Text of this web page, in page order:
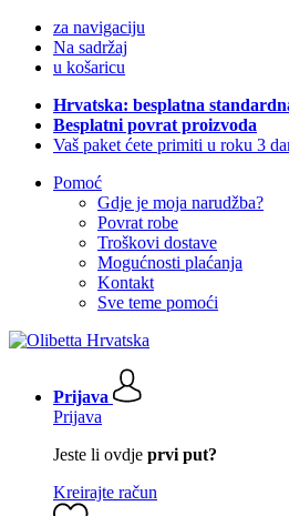
za navigaciju
Na sadržaj
u košaricu
Hrvatska: besplatna
Besplatni povrat proizvoda
Vaš paket ćete primiti u roku 3
Pomoć
Gdje je moja narudžba?
Povrat robe
Troškovi dostave
Mogućnosti plaćanja
Kontakt
Sve teme pomoći
Prijava
Prijava
Jeste li ovdje prvi put?
Kreirajte račun